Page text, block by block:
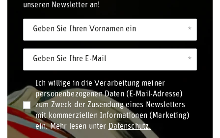
unseren Newsletter an!
Geben Sie Ihren Vornamen ein
Geben Sie Ihre E-Mail
Ich willige in die Verarbeitung meiner
personenbezogenen Daten (E-Mail-Adresse)
zum Zweck der Zusendung eines Newsletters
mit kommerziellen Informationen (Marketing)
ein. Mehr lesen unter Datenschutz.